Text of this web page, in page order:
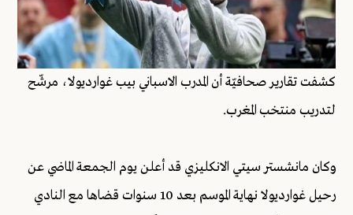
كشفت تقارير صحافيّة أن المدرب الاسباني بيب غوارديولا، مرشّح
لتدريب منتخب المغرب.
وكان مانشستر سيتي الانكليزي قد أعلن يوم الجمعة الماضي عن
رحيل غوارديولا نهاية الموسم بعد 10 سنوات قضاها مع النادي